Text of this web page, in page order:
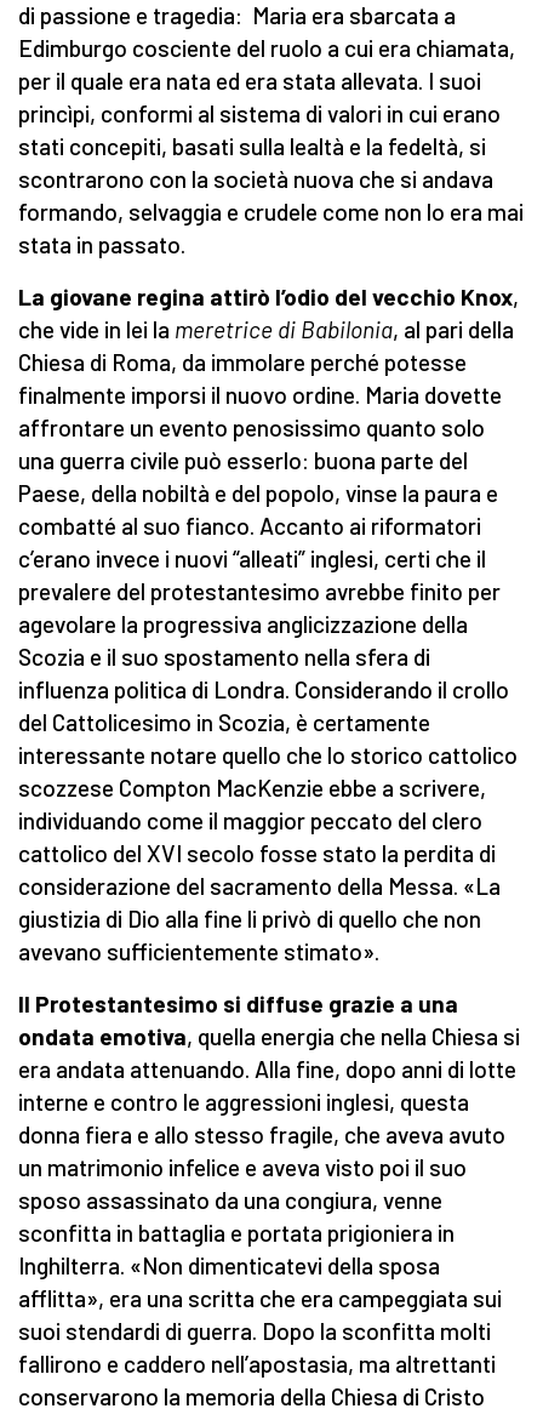
di passione e tragedia: Maria era sbarcata a
Edimburgo cosciente del ruolo a cui era chiamata,
per il quale era nata ed era stata allevata. I suoi
princìpi, conformi al sistema di valori in cui erano
stati concepiti, basati sulla lealtà e la fedeltà, si
scontrarono con la società nuova che si andava
formando, selvaggia e crudele come non lo era mai
stata in passato.
La giovane regina attirò l’odio del vecchio Knox,
che vide in lei la meretrice di Babilonia, al pari della
Chiesa di Roma, da immolare perché potesse
finalmente imporsi il nuovo ordine. Maria dovette
affrontare un evento penosissimo quanto solo
una guerra civile può esserlo: buona parte del
Paese, della nobiltà e del popolo, vinse la paura e
combatté al suo fianco. Accanto ai riformatori
c’erano invece i nuovi “alleati” inglesi, certi che il
prevalere del protestantesimo avrebbe finito per
agevolare la progressiva anglicizzazione della
Scozia e il suo spostamento nella sfera di
influenza politica di Londra. Considerando il crollo
del Cattolicesimo in Scozia, è certamente
interessante notare quello che lo storico cattolico
scozzese Compton MacKenzie ebbe a scrivere,
individuando come il maggior peccato del clero
cattolico del XVI secolo fosse stato la perdita di
considerazione del sacramento della Messa. «La
giustizia di Dio alla fine li privò di quello che non
avevano sufficientemente stimato».
Il Protestantesimo si diffuse grazie a una
ondata emotiva, quella energia che nella Chiesa si
era andata attenuando. Alla fine, dopo anni di lotte
interne e contro le aggressioni inglesi, questa
donna fiera e allo stesso fragile, che aveva avuto
un matrimonio infelice e aveva visto poi il suo
sposo assassinato da una congiura, venne
sconfitta in battaglia e portata prigioniera in
Inghilterra. «Non dimenticatevi della sposa
afflitta», era una scritta che era campeggiata sui
suoi stendardi di guerra. Dopo la sconfitta molti
fallirono e caddero nell’apostasia, ma altrettanti
conservarono la memoria della Chiesa di Cristo